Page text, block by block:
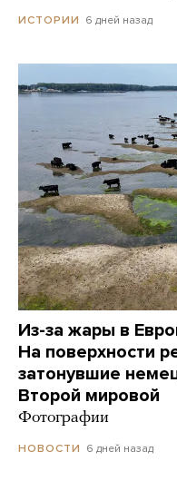
ИСТОРИИ 6 дней назад
Из-за жары в
На поверхности
затонувшие
Второй мировой
Фотографии
НОВОСТИ 6 дней назад